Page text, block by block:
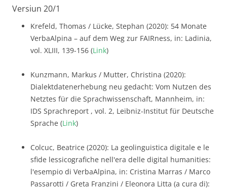
Versiun 20/1
Krefeld, Thomas / Lücke, Stephan (2020): 54 Monate
VerbaAlpina – auf dem Weg zur FAIRness, in: Ladinia,
vol. XLIII, 139-156 (Link)
Kunzmann, Markus / Mutter, Christina (2020):
Dialektdatenerhebung neu gedacht: Vom Nutzen des
Netztes für die Sprachwissenschaft, Mannheim, in:
IDS Sprachreport , vol. 2, Leibniz-Institut für Deutsche
Sprache (Link)
Colcuc, Beatrice (2020): La geolinguistica digitale e le
sfide lessicografiche nell'era delle digital humanities:
l'esempio di VerbaAlpina, in: Cristina Marras / Marco
Passarotti / Greta Franzini / Eleonora Litta (a cura di):